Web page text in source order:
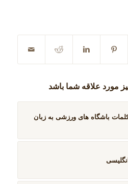
مورد علاقه شما باشد
باشگاه های ورزشی به زبان